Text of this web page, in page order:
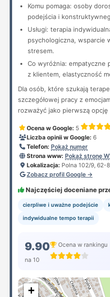
Komu pomaga: osoby
podejścia i
Usługi: terapia
psychologiczna, wsparcie
stresem.
Co wyróżnia: empatyczne
z klientem, elastyczność
Dla osób, które szukają
szczegółowej pracy z
rozważyć jako pierwszą opcję
Ocena w Google: 5
Liczba opinii w Google: 6
Telefon: Pokaż numer
Strona www: Pokaż stronę
Lokalizacja: Polna 102/9, 62-
Zobacz profil Google →
Najczęściej doceniane
cierpliwe i uważne podejście
indywidualne tempo terapii
9.90
na 10
Ocena w rankingu
+